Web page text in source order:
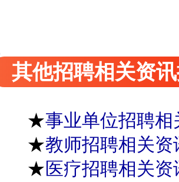
其他招聘相关资
★事业单位招聘相
★教师招聘相关资
★医疗招聘相关资